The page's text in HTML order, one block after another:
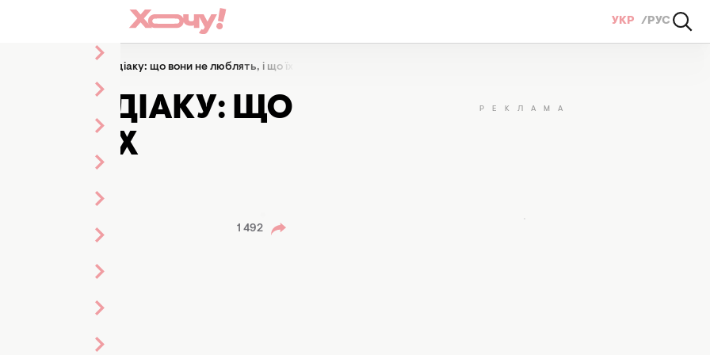
УКР РУС
Дискомфорт знаків Зодіаку: що вони не люблять, і що їх відштовхує
ЗОДІАКУ: ЩО
ЩО ЇХ
1 492